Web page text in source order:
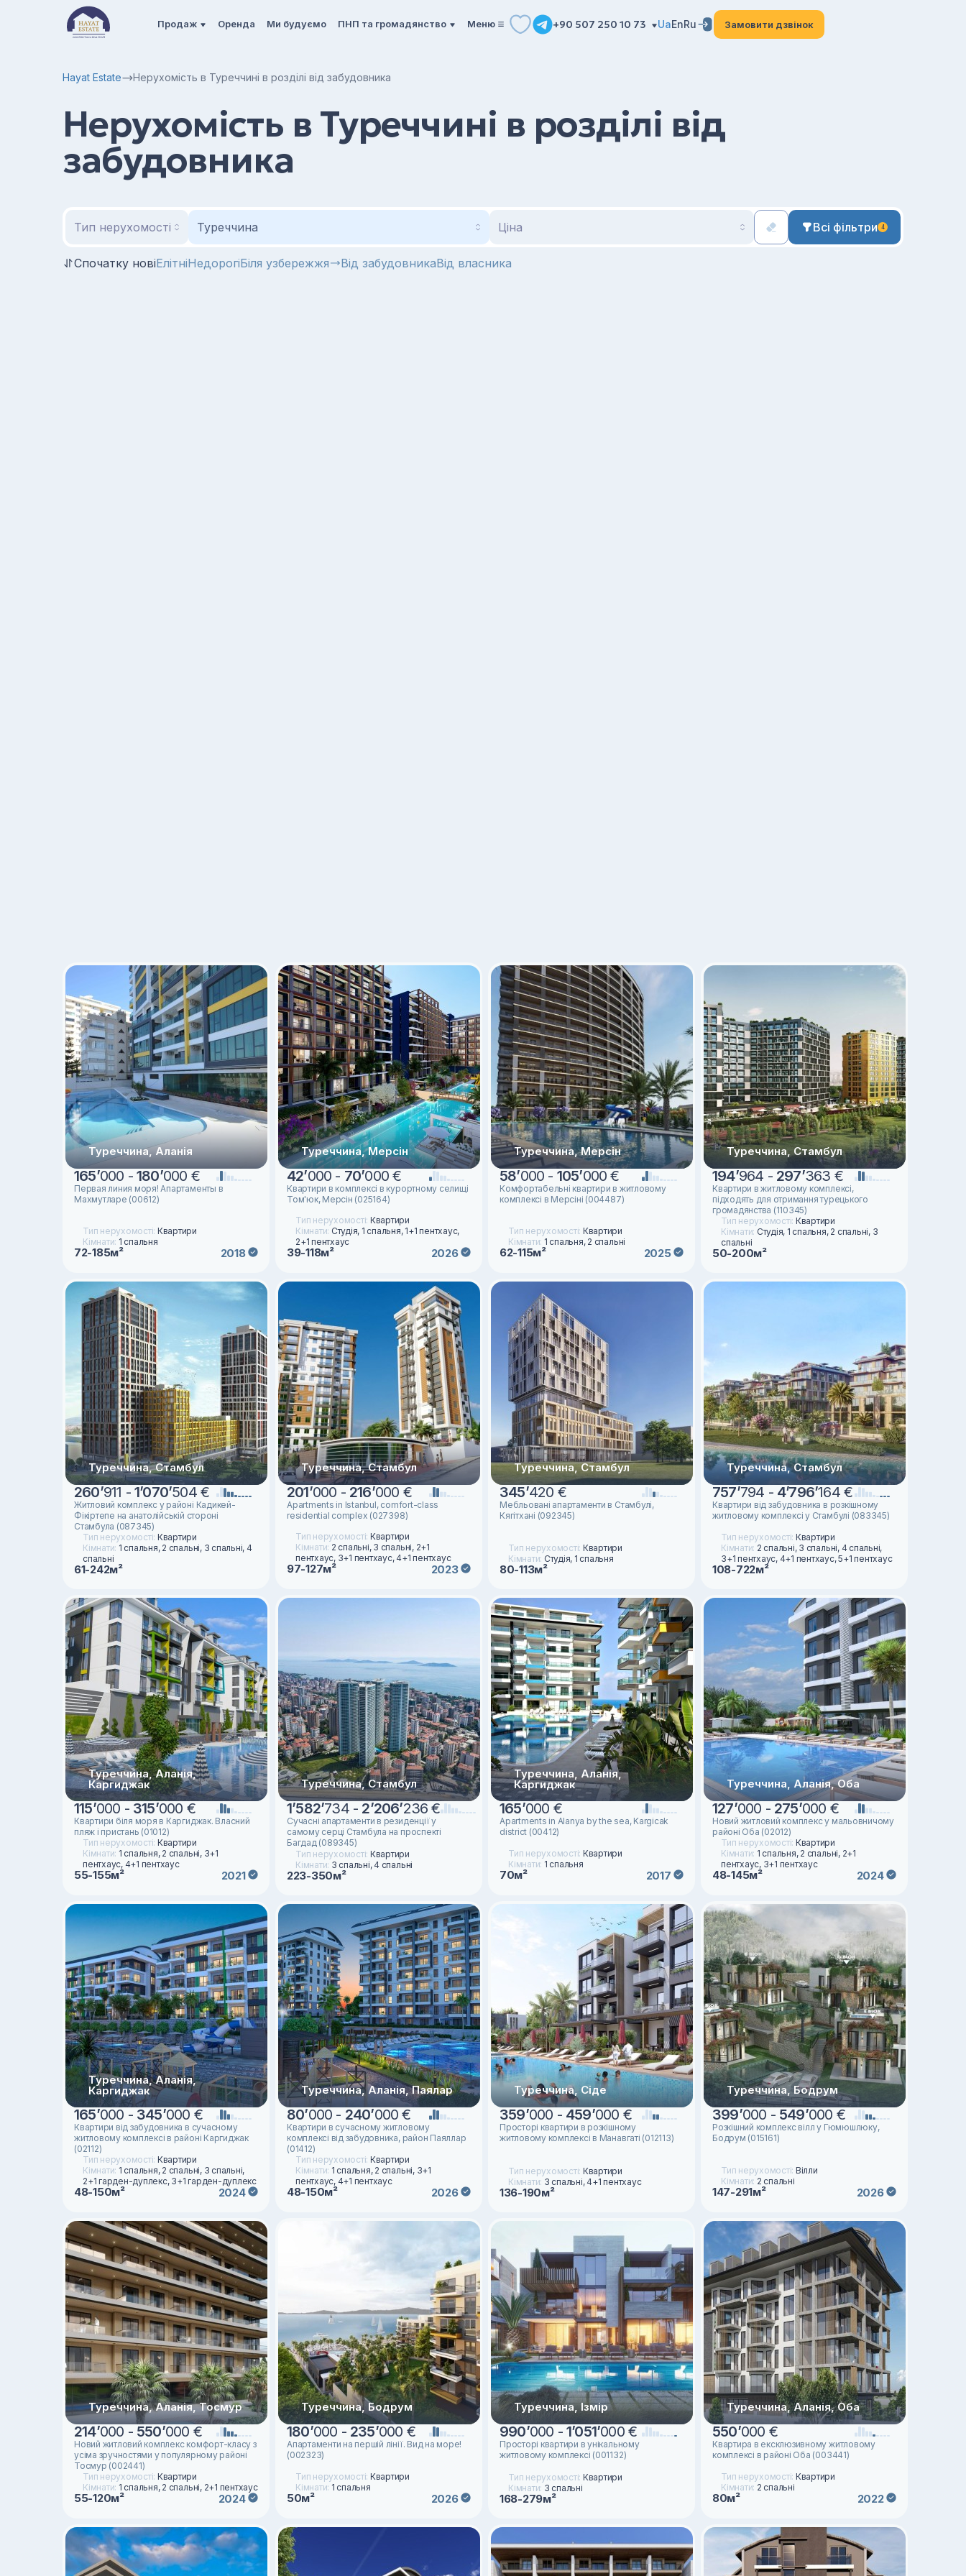
Продаж Оренда Ми будуємо ПНП та громадянство Mеню +90 507 250 10 73 UaEnRu Замовити дзвінок
Hayat Estate Нерухомість в Туреччині в розділі від забудовника
Нерухомість в Туреччині в розділі від
забудовника
Тип нерухомості Туреччина Ціна Всі фільтри 4
Спочатку новіЕлітніНедорогіБіля узбережжя Від забудовникаВід власника
Туреччина, Аланія
165’000 -180’000 €
Первая линия моря! Апартаменты в
Махмутларе (00612)
Тип нерухомості: Квартири
Кімнати: 1 спальня
72-185м² 2018
Туреччина, Мерсін
42’000 - 70’000 €
Квартири в комплексі в курортному селищі
Том'юк, Мерсін (025164)
Тип нерухомості: Квартири
Кімнати: Студія, 1 спальня, 1+1 пентхаус,
2+1 пентхаус
39-118м² 2026
Туреччина, Мерсін
58’000 - 105’000 €
Комфортабельні квартири в житловому
комплексі в Мерсіні (004487)
Тип нерухомості: Квартири
Кімнати: 1 спальня, 2 спальні
62-115м² 2025
Туреччина, Стамбул
194’964 - 297’363 €
Квартири в житловому комплексі,
підходять для отримання турецького
громадянства (110345)
Тип нерухомості: Квартири
Кімнати: Студія, 1 спальня, 2 спальні, 3
спальні
50-200м²
Туреччина, Стамбул
260’911 -1’070’504 €
Житловий комплекс у районі Кадикей-
Фікіртепе на анатолійській стороні
Стамбула (087345)
Тип нерухомості: Квартири
Кімнати: 1 спальня, 2 спальні, 3 спальні, 4
спальні
61-242м²
Туреччина, Стамбул
201’000 - 216’000 €
Apartments in Istanbul, comfort-class
residential complex (027398)
Тип нерухомості: Квартири
Кімнати: 2 спальні, 3 спальні, 2+1
пентхаус, 3+1 пентхаус, 4+1 пентхаус
97-127м² 2023
Туреччина, Стамбул
345’420 €
Мебльовані апартаменти в Стамбулі,
Кягітхані (092345)
Тип нерухомості: Квартири
Кімнати: Студія, 1 спальня
80-113м²
Туреччина, Стамбул
757’794 - 4’796’164 €
Квартири від забудовника в розкішному
житловому комплексі у Стамбулі (083345)
Тип нерухомості: Квартири
Кімнати: 2 спальні, 3 спальні, 4 спальні,
3+1 пентхаус, 4+1 пентхаус, 5+1 пентхаус
108-722м²
Туреччина, Аланія,
Каргиджак
115’000 - 315’000 €
Квартири біля моря в Каргиджак. Власний
пляж і пристань (01012)
Тип нерухомості: Квартири
Кімнати: 1 спальня, 2 спальні, 3+1
пентхаус, 4+1 пентхаус
55-155м² 2021
Туреччина, Стамбул
1’582’734 - 2’206’236 €
Сучасні апартаменти в резиденції у
самому серці Стамбула на проспекті
Багдад (089345)
Тип нерухомості: Квартири
Кімнати: 3 спальні, 4 спальні
223-350м²
Туреччина, Аланія,
Каргиджак
165’000 €
Apartments in Alanya by the sea, Kargicak
district (00412)
Тип нерухомості: Квартири
Кімнати: 1 спальня
70м² 2017
Туреччина, Аланія, Оба
127’000 - 275’000 €
Новий житловий комплекс у мальовничому
районі Оба (02012)
Тип нерухомості: Квартири
Кімнати: 1 спальня, 2 спальні, 2+1
пентхаус, 3+1 пентхаус
48-145м² 2024
Туреччина, Аланія,
Каргиджак
165’000 - 345’000 €
Квартири від забудовника в сучасному
житловому комплексі в районі Каргиджак
(02112)
Тип нерухомості: Квартири
Кімнати: 1 спальня, 2 спальні, 3 спальні,
2+1 гарден-дуплекс, 3+1 гарден-дуплекс
48-150м² 2024
Туреччина, Аланія, Паялар
80’000 - 240’000 €
Квартири в сучасному житловому
комплексі від забудовника, район Паяллар
(01412)
Тип нерухомості: Квартири
Кімнати: 1 спальня, 2 спальні, 3+1
пентхаус, 4+1 пентхаус
48-150м² 2026
Туреччина, Сіде
359’000 - 459’000 €
Просторі квартири в розкішному
житловому комплексі в Манавгаті (012113)
Тип нерухомості: Квартири
Кімнати: 3 спальні, 4+1 пентхаус
136-190м²
Туреччина, Бодрум
399’000 - 549’000 €
Розкішний комплекс вілл у Гюмюшлюку,
Бодрум (015161)
Тип нерухомості: Вілли
Кімнати: 2 спальні
147-291м² 2026
Туреччина, Аланія, Тосмур
214’000 - 550’000 €
Новий житловий комплекс комфорт-класу з
усіма зручностями у популярному районі
Тосмур (002441)
Тип нерухомості: Квартири
Кімнати: 1 спальня, 2 спальні, 2+1 пентхаус
55-120м² 2024
Туреччина, Бодрум
180’000 - 235’000 €
Апартаменти на першій лінії. Вид на море!
(002323)
Тип нерухомості: Квартири
Кімнати: 1 спальня
50м² 2026
Туреччина, Ізмір
990’000 -1’051’000 €
Просторі квартири в унікальному
житловому комплексі (001132)
Тип нерухомості: Квартири
Кімнати: 3 спальні
168-279м²
Туреччина, Аланія, Оба
550’000 €
Квартира в ексклюзивному житловому
комплексі в районі Оба (003441)
Тип нерухомості: Квартири
Кімнати: 2 спальні
80м² 2022